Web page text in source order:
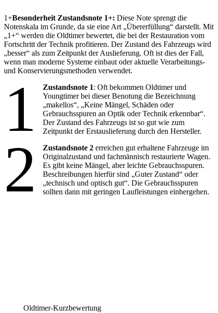
1+Besonderheit Zustandsnote 1+: Diese Note sprengt die
Notenskala im Grunde, da sie eine Art „Übererfüllung“ darstellt. Mit
„1+“ werden die Oldtimer bewertet, die bei der Restauration vom
Fortschritt der Technik profitieren. Der Zustand des Fahrzeugs wird
„besser“ als zum Zeitpunkt der Auslieferung. Oft ist dies der Fall,
wenn man moderne Systeme einbaut oder aktuelle Verarbeitungs-
und Konservierungsmethoden verwendet.
1 Zustandsnote 1: Oft bekommen Oldtimer und
Youngtimer bei dieser Benotung die Bezeichnung
„makellos“, „Keine Mängel, Schäden oder
Gebrauchsspuren an Optik oder Technik erkennbar“.
Der Zustand des Fahrzeugs ist so gut wie zum
Zeitpunkt der Erstauslieferung durch den Hersteller.
2 Zustandsnote 2 erreichen gut erhaltene Fahrzeuge im
Originalzustand und fachmännisch restaurierte Wagen.
Es gibt keine Mängel, aber leichte Gebrauchsspuren.
Beschreibungen hierfür sind „Guter Zustand“ oder
„technisch und optisch gut“. Die Gebrauchsspuren
sollten dann mit geringen Laufleistungen einhergehen.
Oldtimer-Kurzbewertung